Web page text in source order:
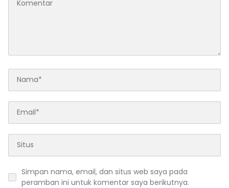
Simpan nama, email, dan situs web saya pada
peramban ini untuk komentar saya berikutnya.